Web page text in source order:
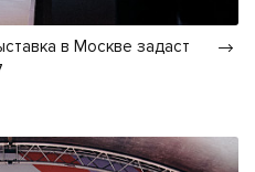
в Москве задаст